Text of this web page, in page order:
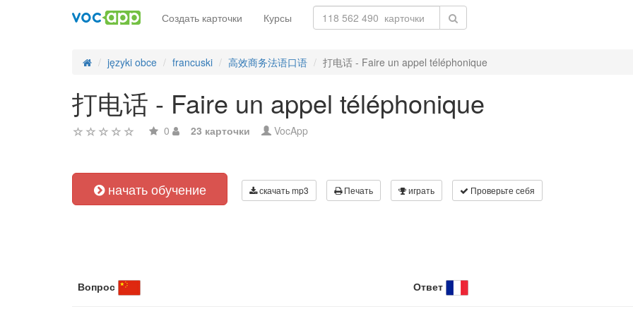
Создать карточки Курсы
języki obce francuski 高效商务法语口语 打电话 - Faire un appel téléphonique
打电话 - Faire un appel téléphonique
0 23 карточки VocApp
начать обучение скачать mp3 Печать играть Проверьте себя
Вопрос Ответ